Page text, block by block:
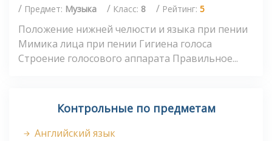
/ Предмет: Музыка / Класс: 8 / Рейтинг: 5
Положение нижней челюсти и языка при пении
Мимика лица при пении Гигиена голоса
Строение голосового аппарата Правильное...
Контрольные по предметам
Английский язык